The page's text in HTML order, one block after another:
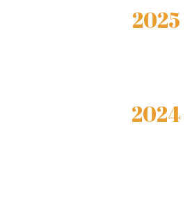
2025
2024